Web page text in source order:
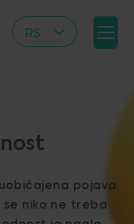
RS
IT
PL
pojava
se niko ne treba